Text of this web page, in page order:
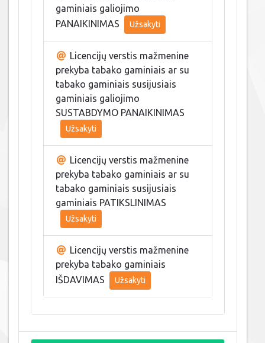
gaminiais galiojimo
PANAIKINIMAS
Užsakyti
Licencijų verstis mažmenine
prekyba tabako gaminiais ar su
tabako gaminiais susijusiais
gaminiais galiojimo
SUSTABDYMO PANAIKINIMAS
Užsakyti
Licencijų verstis mažmenine
prekyba tabako gaminiais ar su
tabako gaminiais susijusiais
gaminiais PATIKSLINIMAS
Užsakyti
Licencijų verstis mažmenine
prekyba tabako gaminiais
IŠDAVIMAS
Užsakyti